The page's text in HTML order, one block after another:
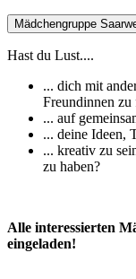
Mädchengruppe
Hast du Lust....
... dich mit
Freundinnen zu
... auf
... deine Ideen,
... kreativ zu
zu haben?
Alle interessierten
eingeladen!